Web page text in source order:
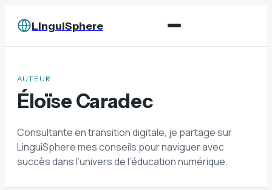
LinguiSphere
AUTEUR
Éloïse Caradec
Consultante en transition digitale, je partage sur
LinguiSphere mes conseils pour naviguer avec
succès dans l’univers de l’éducation numérique.